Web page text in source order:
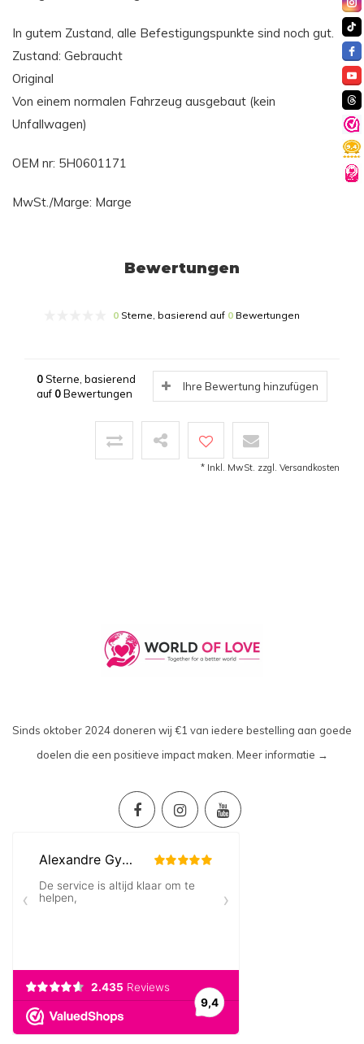
In gutem Zustand, alle Befestigungspunkte sind noch gut.
Zustand: Gebraucht
Original
Von einem normalen Fahrzeug ausgebaut (kein
Unfallwagen)
OEM nr: 5H0601171
MwSt./Marge: Marge
Bewertungen
0 Sterne, basierend auf 0 Bewertungen
0Sterne, basierend
auf 0Bewertungen
Ihre Bewertung hinzufügen
* Inkl. MwSt. zzgl. Versandkosten
Sinds oktober 2024 doneren wij €1 van iedere bestelling aan goede
doelen die een positieve impact maken. Meer informatie →